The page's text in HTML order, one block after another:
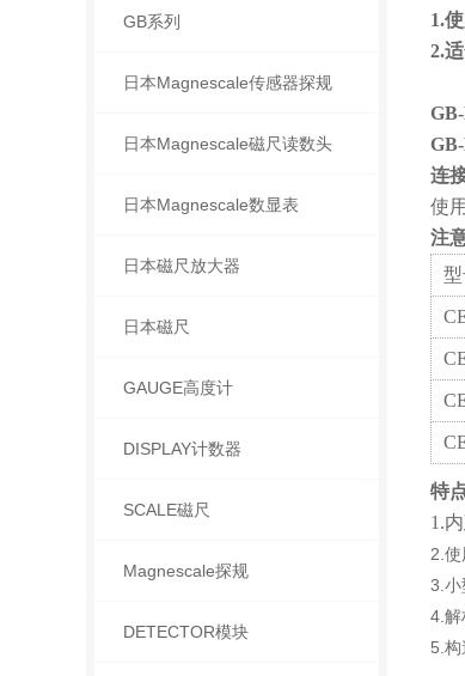
GB系列
日本Magnescale传感器探规
日本Magnescale磁尺读数头
日本Magnescale数显表
日本磁尺放大器
日本磁尺
GAUGE高度计
DISPLAY计数器
SCALE磁尺
Magnescale探规
DETECTOR模块
1.
2.
连
使
注
特
1.
2.使
3.小
4.解
5.构